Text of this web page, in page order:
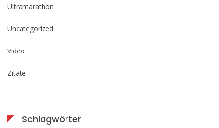
Ultramarathon
Uncategorized
Video
Zitate
Schlagwörter